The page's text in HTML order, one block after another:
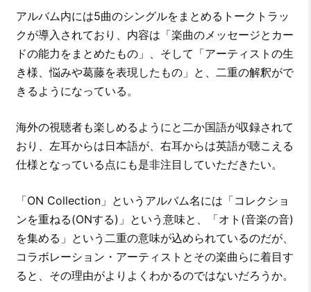
アルバム内には5曲のシングルをまとめるトークトラッ
クが導入されており、内容は「楽曲のメッセージとカー
ドの能力をまとめたもの」、そして「アーティストの生
き様、悩みや葛藤を表現したもの」と、二重の解釈がで
きるようになっている。
海外の視聴者も楽しめるようにと二か国語が収録されて
おり、左耳からは日本語が、右耳からは英語が聴こえる
仕様となっている点にも是非注目していただきたい。
「ON Collection」というアルバム名には「コレクショ
ンを重ねる(ONする)」という意味と、「オト(音楽の音)
を集める」という二重の意味が込められているのだが、
コラボレーション・アーティストとその楽曲らに着目す
ると、その理由がよりよくわかるのではないだろうか。